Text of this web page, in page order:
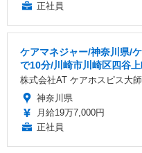
正社員
ケアマネジャー/神奈川県/
で10分/川崎市川崎区四谷
株式会社AT ケアホスピス大師
神奈川県
月給19万7,000円
正社員